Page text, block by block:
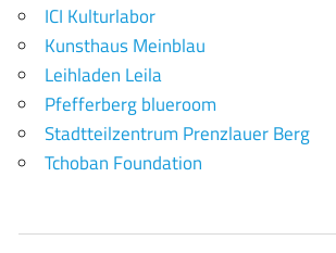
ICI Kulturlabor
Kunsthaus Meinblau
Leihladen Leila
Pfefferberg blueroom
Stadtteilzentrum Prenzlauer Berg
Tchoban Foundation